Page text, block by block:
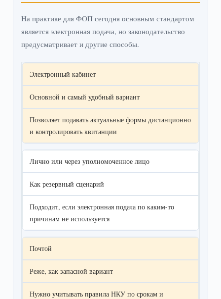
На практике для ФОП сегодня основным стандартом
является электронная подача, но законодательство
предусматривает и другие способы.
Электронный кабинет
Основной и самый удобный вариант
Позволяет подавать актуальные формы дистанционно
и контролировать квитанции
Лично или через уполномоченное лицо
Как резервный сценарий
Подходит, если электронная подача по каким-то
причинам не используется
Почтой
Реже, как запасной вариант
Нужно учитывать правила НКУ по срокам и